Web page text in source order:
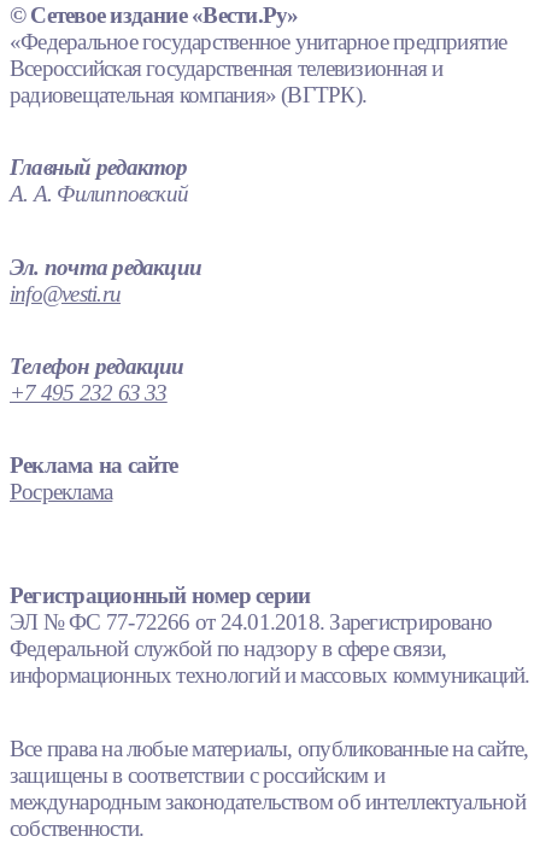
© Сетевое издание «Вести.Ру»
«Федеральное государственное унитарное предприятие
Всероссийская государственная телевизионная и
радиовещательная компания» (ВГТРК).
Главный редактор
А. А. Филипповский
Эл. почта редакции
info@vesti.ru
Телефон редакции
+7 495 232 63 33
Реклама на сайте
Росреклама
Регистрационный номер серии
ЭЛ № ФС 77-72266 от 24.01.2018. Зарегистрировано
Федеральной службой по надзору в сфере связи,
информационных технологий и массовых коммуникаций.
Все права на любые материалы, опубликованные на сайте,
защищены в соответствии с российским и
международным законодательством об интеллектуальной
собственности.